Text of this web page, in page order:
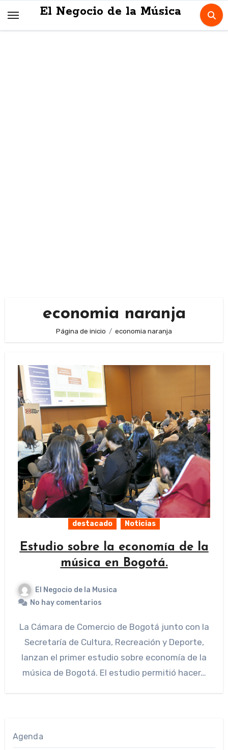
El Negocio de la Música
economia naranja
Página de inicio economia naranja
destacado Noticias
Estudio sobre la economía de la
música en Bogotá.
El Negocio de la Musica
No hay comentarios
La Cámara de Comercio de Bogotá junto con la
Secretaría de Cultura, Recreación y Deporte,
lanzan el primer estudio sobre economía de la
música de Bogotá. El estudio permitió hacer…
Agenda